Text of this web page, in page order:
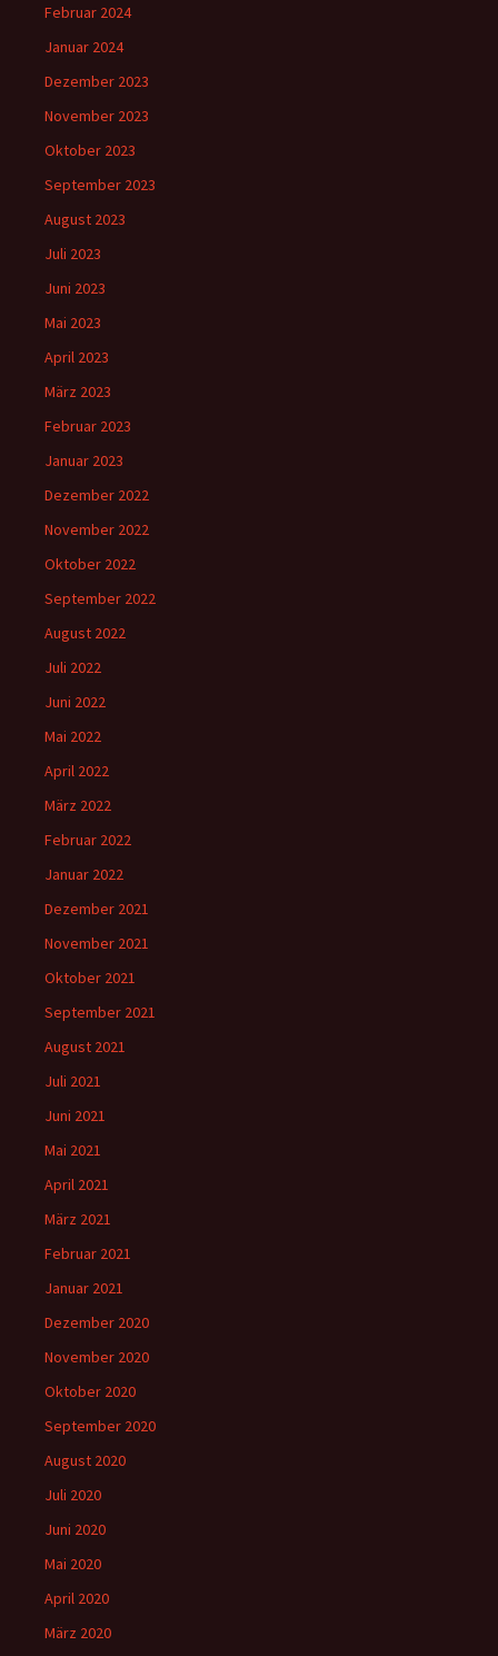
Februar 2024
Januar 2024
Dezember 2023
November 2023
Oktober 2023
September 2023
August 2023
Juli 2023
Juni 2023
Mai 2023
April 2023
März 2023
Februar 2023
Januar 2023
Dezember 2022
November 2022
Oktober 2022
September 2022
August 2022
Juli 2022
Juni 2022
Mai 2022
April 2022
März 2022
Februar 2022
Januar 2022
Dezember 2021
November 2021
Oktober 2021
September 2021
August 2021
Juli 2021
Juni 2021
Mai 2021
April 2021
März 2021
Februar 2021
Januar 2021
Dezember 2020
November 2020
Oktober 2020
September 2020
August 2020
Juli 2020
Juni 2020
Mai 2020
April 2020
März 2020